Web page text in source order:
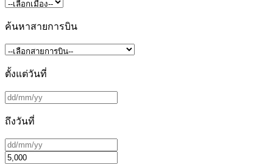
ค้นหาสายการบิน
ตั้งแต่วันที่
ถึงวันที่